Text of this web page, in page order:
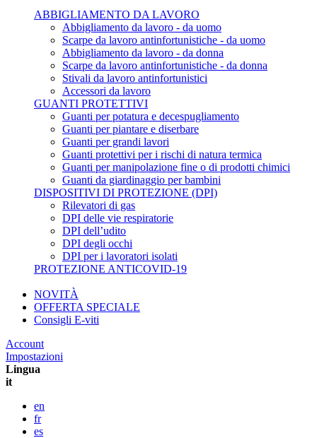
ABBIGLIAMENTO DA LAVORO
Abbigliamento da lavoro - da uomo
Scarpe da lavoro antinfortunistiche - da uomo
Abbigliamento da lavoro - da donna
Scarpe da lavoro antinfortunistiche - da donna
Stivali da lavoro antinfortunistici
Accessori da lavoro
GUANTI PROTETTIVI
Guanti per potatura e decespugliamento
Guanti per piantare e diserbare
Guanti per grandi lavori
Guanti protettivi per i rischi di natura termica
Guanti per manipolazione fine o di prodotti chimici
Guanti da giardinaggio per bambini
DISPOSITIVI DI PROTEZIONE (DPI)
Rilevatori di gas
DPI delle vie respiratorie
DPI dell’udito
DPI degli occhi
DPI per i lavoratori isolati
PROTEZIONE ANTICOVID-19
NOVITÀ
OFFERTA SPECIALE
Consigli E-viti
Account
Impostazioni
Lingua
it
en
fr
es